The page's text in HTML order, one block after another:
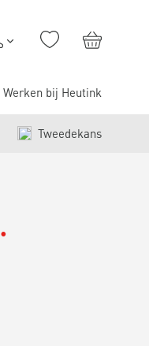
Werken bij Heutink
Tweedekans